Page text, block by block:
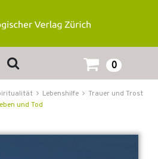
0
Lebenshilfe
Trauer und Trost
und Tod